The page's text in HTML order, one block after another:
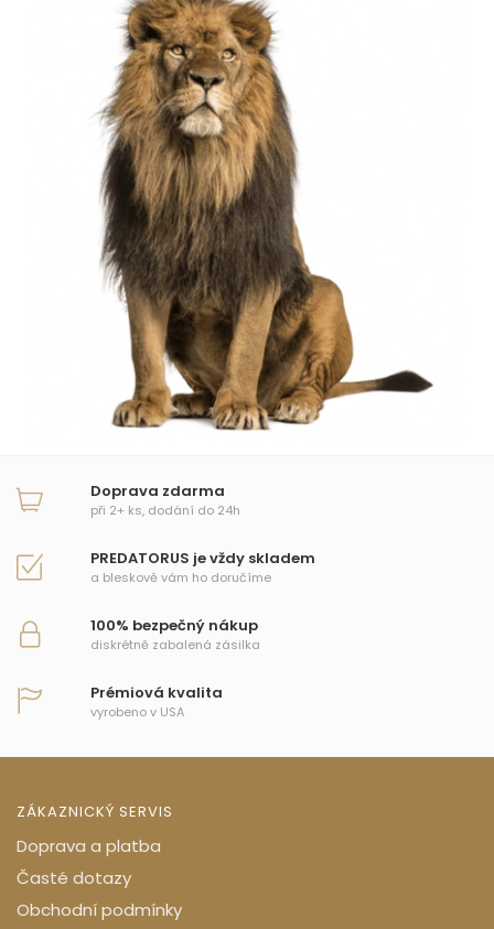
Doprava zdarma
při 2+ ks, dodání do 24h
PREDATORUS je vždy skladem
a bleskově vám ho doručíme
100% bezpečný nákup
diskrétně zabalená zásilka
Prémiová kvalita
vyrobeno v USA
ZÁKAZNICKÝ SERVIS
Doprava a platba
Časté dotazy
Obchodní podmínky